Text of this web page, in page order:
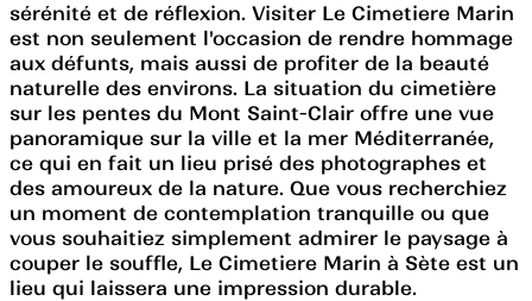
sérénité et de réflexion. Visiter Le Cimetiere Marin
est non seulement l'occasion de rendre hommage
aux défunts, mais aussi de profiter de la beauté
naturelle des environs. La situation du cimetière
sur les pentes du Mont Saint-Clair offre une vue
panoramique sur la ville et la mer Méditerranée,
ce qui en fait un lieu prisé des photographes et
des amoureux de la nature. Que vous recherchiez
un moment de contemplation tranquille ou que
vous souhaitiez simplement admirer le paysage à
couper le souffle, Le Cimetiere Marin à Sète est un
lieu qui laissera une impression durable.